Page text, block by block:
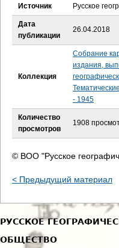
Источник Русское
Дата
публикации
26.04.2018
Коллекция
Собрание
издания,
- 1945
Количество
просмотров
1908
© ВОО "Русское
< Предыдущий материал
РУССКОЕ
ОБЩЕСТВО